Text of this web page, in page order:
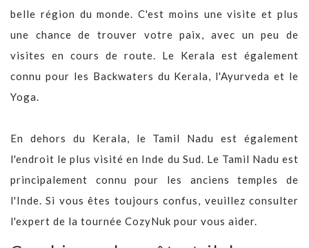
belle région du monde. C'est moins une visite et plus
une chance de trouver votre paix, avec un peu de
visites en cours de route. Le Kerala est également
connu pour les Backwaters du Kerala, l'Ayurveda et le
Yoga.
En dehors du Kerala, le Tamil Nadu est également
l'endroit le plus visité en Inde du Sud. Le Tamil Nadu est
principalement connu pour les anciens temples de
l'Inde. Si vous êtes toujours confus, veuillez consulter
l'expert de la tournée CozyNuk pour vous aider.